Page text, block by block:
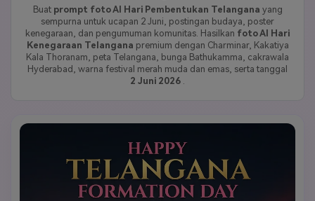
Buat prompt foto AI Hari Pembentukan Telangana yang
sempurna untuk ucapan 2 Juni, postingan budaya, poster
kenegaraan, dan pengumuman komunitas. Hasilkan foto AI Hari
Kenegaraan Telangana premium dengan Charminar, Kakatiya
Kala Thoranam, peta Telangana, bunga Bathukamma, cakrawala
Hyderabad, warna festival merah muda dan emas, serta tanggal
2 Juni 2026